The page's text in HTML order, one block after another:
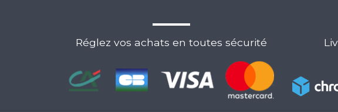
Réglez vos achats en toutes sécurité